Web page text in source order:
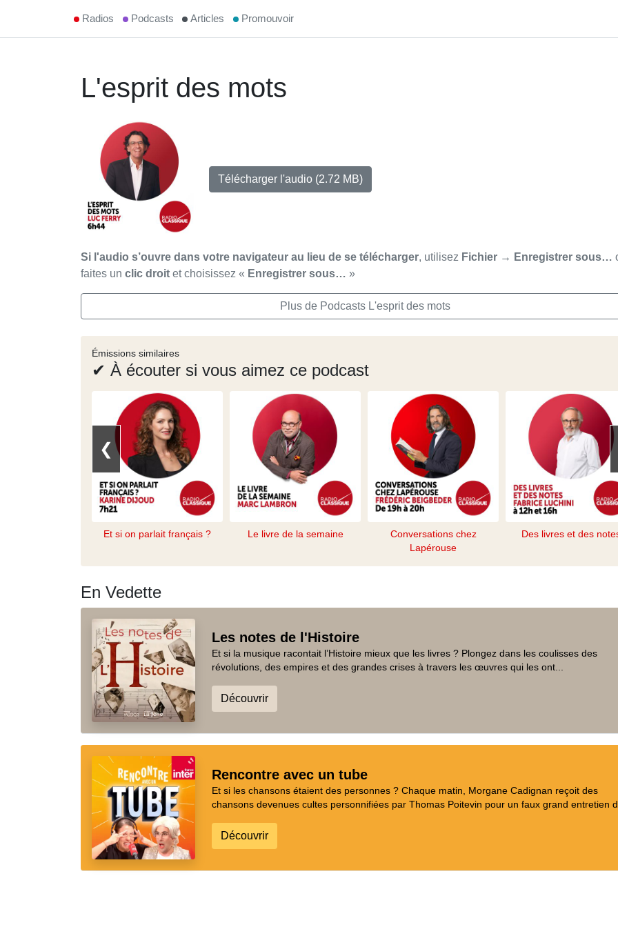
Radios Podcasts Articles Promouvoir
L'esprit des mots
Télécharger l'audio (2.72 MB)
Si l'audio s’ouvre dans votre navigateur au lieu de se télécharger, utilisez Fichier → Enregistrer sous…
faites un clic droit et choisissez « Enregistrer sous… »
Plus de Podcasts L'esprit des mots
Émissions similaires
✔ À écouter si vous aimez ce podcast
❮
Et si on parlait français ? Le livre de la semaine
Conversations chez
Lapérouse
Des livres et des
En Vedette
Les notes de l'Histoire
Et si la musique racontait l’Histoire mieux que les livres ? Plongez dans les coulisses des
révolutions, des empires et des grandes crises à travers les œuvres qui les ont...
Découvrir
Rencontre avec un tube
Et si les chansons étaient des personnes ? Chaque matin, Morgane Cadignan reçoit des
chansons devenues cultes personnifiées par Thomas Poitevin pour un faux grand entretien
Découvrir